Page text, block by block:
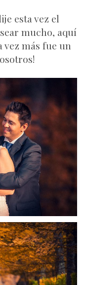
esta vez el
mucho, aquí
vez más fue un